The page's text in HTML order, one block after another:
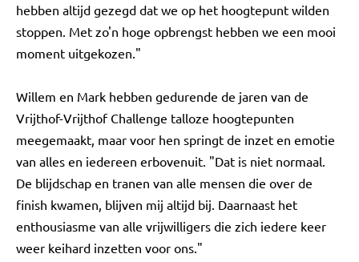
hebben altijd gezegd dat we op het hoogtepunt wilden
stoppen. Met zo'n hoge opbrengst hebben we een mooi
moment uitgekozen."
Willem en Mark hebben gedurende de jaren van de
Vrijthof-Vrijthof Challenge talloze hoogtepunten
meegemaakt, maar voor hen springt de inzet en emotie
van alles en iedereen erbovenuit. "Dat is niet normaal.
De blijdschap en tranen van alle mensen die over de
finish kwamen, blijven mij altijd bij. Daarnaast het
enthousiasme van alle vrijwilligers die zich iedere keer
weer keihard inzetten voor ons."